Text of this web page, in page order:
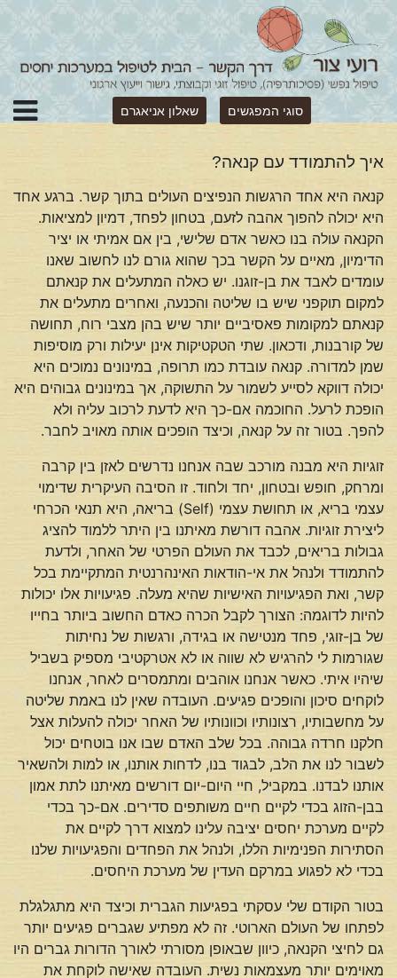
סוגי המפגשים שאלון אניאגרם
איך להתמודד עם קנאה?
קנאה היא אחד הרגשות הנפיצים העולים בתוך קשר. ברגע אחד
היא יכולה להפוך אהבה לזעם, בטחון לפחד, דמיון למציאות.
הקנאה עולה בנו כאשר אדם שלישי, בין אם אמיתי או יציר
הדימיון, מאיים על הקשר בכך שהוא גורם לנו לחשוב שאנו
עומדים לאבד את בן-זוגנו. יש כאלה המתעלים את קנאתם
למקום תוקפני שיש בו שליטה והכנעה, ואחרים מתעלים את
קנאתם למקומות פאסיביים יותר שיש בהן מצבי רוח, תחושה
של קורבנות, ודכאון. שתי הטקטיקות אינן יעילות ורק מוסיפות
שמן למדורה. קנאה עובדת כמו תרופה, במינונים נמוכים היא
יכולה דווקא לסייע לשמור על התשוקה, אך במינונים גבוהים היא
הופכת לרעל. החוכמה אם-כך היא לדעת לרכוב עליה ולא
להפך. בטור זה על קנאה, וכיצד הופכים אותה מאויב לחבר.
זוגיות היא מבנה מורכב שבה אנחנו נדרשים לאזן בין קרבה
ומרחק, חופש ובטחון, יחד ולחוד. זו הסיבה העיקרית שדימוי
עצמי בריא, או תחושת עצמי (Self) בריאה, היא תנאי הכרחי
ליצירת זוגיות. אהבה דורשת מאיתנו בין היתר ללמוד להציג
גבולות בריאים, לכבד את העולם הפרטי של האחר, ולדעת
להתמודד ולנהל את אי-הודאות האינהרנטית המתקיימת בכל
קשר, ואת הפגיעויות האישיות שהיא מעלה. פגיעויות אלו יכולות
להיות לדוגמה: הצורך לקבל הכרה כאדם החשוב ביותר בחייו
של בן-זוגי, פחד מנטישה או בגידה, ורגשות של נחיתות
שגורמות לי להרגיש לא שווה או לא אטרקטיבי מספיק בשביל
שיהיו איתי. כאשר אנחנו אוהבים ומתמסרים לאחר, אנחנו
לוקחים סיכון והופכים פגיעים. העובדה שאין לנו באמת שליטה
על מחשבותיו, רצונותיו וכוונותיו של האחר יכולה להעלות אצל
חלקנו חרדה גבוהה. בכל שלב האדם שבו אנו בוטחים יכול
לשבור לנו את הלב, לבגוד בנו, לדחות אותנו, או למות ולהשאיר
אותנו לבדנו. במקביל, חיי היום-יום דורשים מאיתנו לתת אמון
בבן-הזוג בכדי לקיים חיים משותפים סדירים. אם-כך בכדי
לקיים מערכת יחסים יציבה עלינו למצוא דרך לקיים את
הסתירות הפנימיות הללו, ולנהל את הפחדים והפגיעויות שלנו
בכדי לא לפגוע במרקם העדין של מערכת היחסים.
בטור הקודם שלי עסקתי בפגיעות הגברית וכיצד היא מתגלגלת
לפתחו של העולם הארוטי. זה לא מפתיע שגברים פגיעים יותר
גם לחיצי הקנאה, כיוון שבאופן מסורתי לאורך הדורות גברים היו
מאוימים יותר מעצמאות נשית. העובדה שאישה לוקחת את